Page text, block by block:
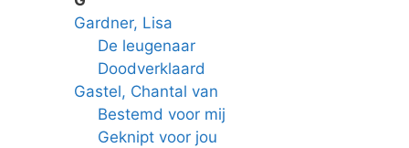
Gardner, Lisa
De leugenaar
Doodverklaard
Gastel, Chantal van
Bestemd voor mij
Geknipt voor jou